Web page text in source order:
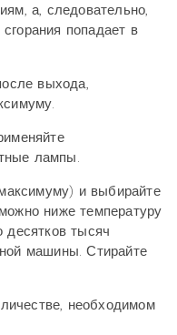
а, следовательно,
попадает в
выхода,
лампы.
и выбирайте
ниже температуру
десятков тысяч
машины. Стирайте
необходимом